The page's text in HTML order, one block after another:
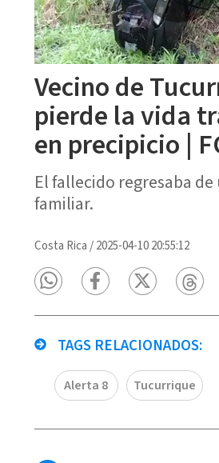
Vecino de
pierde la vida
en precipicio |
El fallecido regresaba
familiar.
Costa Rica /2025-04-10 20:55:12
TAGS RELACIONADOS:
Alerta 8 Tucurrique